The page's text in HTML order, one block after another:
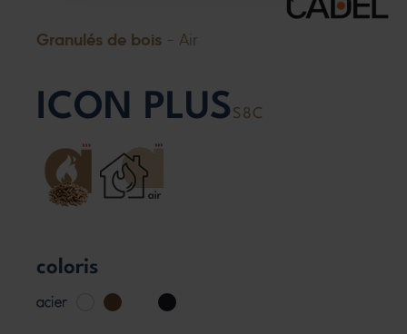
Granulés de bois - Air
ICON PLUS S8C
coloris
acier